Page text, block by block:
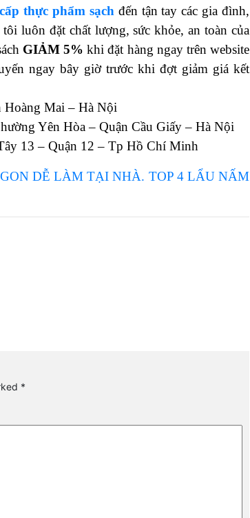
thực phẩm sạch đến tận tay các gia đình,
luôn đặt chất lượng, sức khỏe, an toàn của
GIẢM 5% khi đặt hàng ngay trên website
ngay bây giờ trước khi đợt giảm giá kết
Hoàng Mai – Hà Nội
Yên Hòa – Quận Cầu Giấy – Hà Nội
13 – Quận 12 – Tp Hồ Chí Minh
DỄ LÀM TẠI NHÀ. TOP 4 LẨU NẤM
*